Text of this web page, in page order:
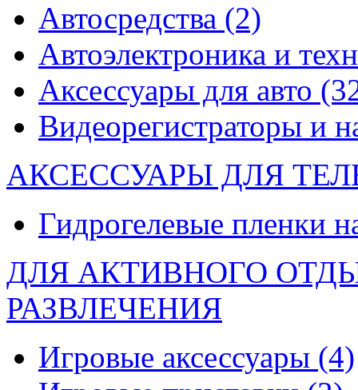
Автосредства (2)
Автоэлектроника и
Аксессуары для авто
Видеорегистраторы и
АКСЕССУАРЫ ДЛЯ
Гидрогелевые пленки
ДЛЯ АКТИВНОГО
РАЗВЛЕЧЕНИЯ
Игровые аксессуары (4)